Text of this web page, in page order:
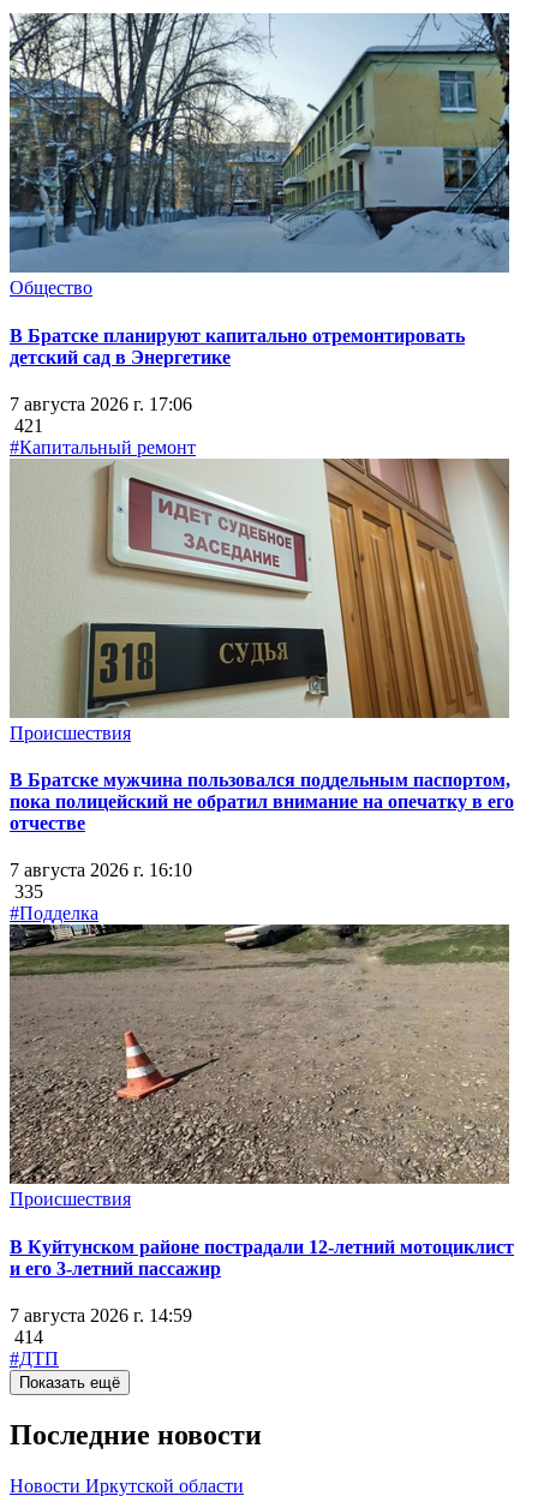
Общество
В Братске планируют капитально отремонтировать
детский сад в Энергетике
7 августа 2026 г. 17:06
421
#Капитальный ремонт
Происшествия
В Братске мужчина пользовался поддельным паспортом,
пока полицейский не обратил внимание на опечатку в его
отчестве
7 августа 2026 г. 16:10
335
#Подделка
Происшествия
В Куйтунском районе пострадали 12-летний мотоциклист
и его 3-летний пассажир
7 августа 2026 г. 14:59
414
#ДТП
Показать ещё
Последние новости
Новости Иркутской области